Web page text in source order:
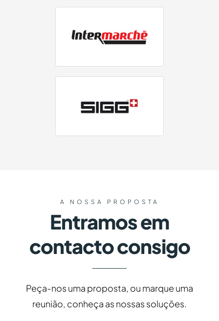
A NOSSA PROPOSTA
Entramos em
contacto consigo
Peça-nos uma proposta, ou marque uma
reunião, conheça as nossas soluções.